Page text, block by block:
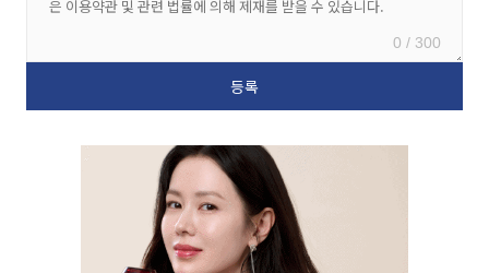
0 / 300